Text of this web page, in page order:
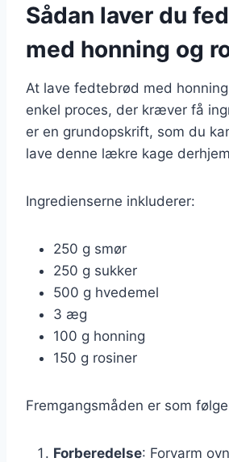
Sådan laver du
med honning og
At lave fedtebrød med
enkel proces, der kræver få
er en grundopskrift, som du
lave denne lækre kage
Ingredienserne inkluderer:
250 g smør
250 g sukker
500 g hvedemel
3 æg
100 g honning
150 g rosiner
Fremgangsmåden er som
Forberedelse: Forvarm